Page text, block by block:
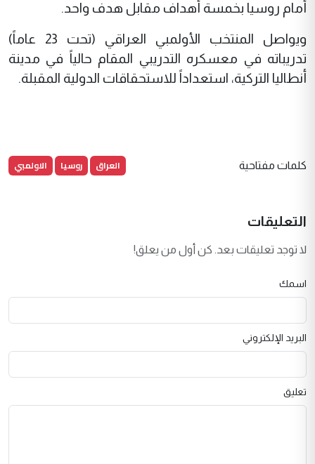
أمام روسيا بخمسة أهداف مقابل هدف واحد.
ويواصل المنتخب الأولمبي العراقي (تحت 23 عاماً)
تدريباته في معسكره التدريبي المقام حالياً في مدينة
أنطاليا التركية، استعداداً للاستحقاقات الدولية المقبلة.
كلمات مفتاحية العراق روسيا الاولمبي
التعليقات
لا توجد تعليقات بعد. كن أول من يعلق!
اسمك
البريد الإلكتروني
تعليق